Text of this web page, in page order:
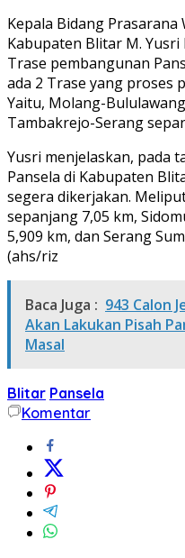
Kepala Bidang Prasarana
Kabupaten Blitar M.
Trase pembangunan
ada 2 Trase yang proses
Yaitu, Molang-
Tambakrejo-Serang
Yusri menjelaskan, pada
Pansela di Kabupaten
segera dikerjakan.
sepanjang 7,05 km,
5,909 km, dan Serang
(ahs/riz
Baca Juga : 943 Calon
Akan Lakukan Pisah
Masal
Blitar Pansela
Komentar